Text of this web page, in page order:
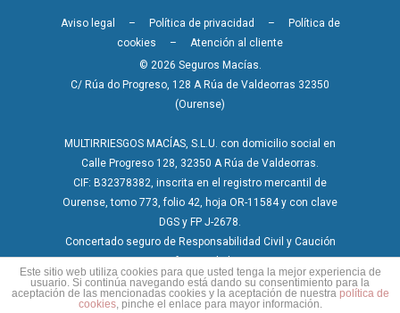
Aviso legal – Política de privacidad –
Política de
cookies – Atención al cliente
© 2026 Seguros Macías.
C/ Rúa do Progreso, 128 A Rúa de Valdeorras 32350
(Ourense)
MULTIRRIESGOS MACÍAS, S.L.U. con domicilio social en
Calle Progreso 128, 32350 A Rúa de Valdeorras.
CIF: B32378382, inscrita en el registro mercantil de
Ourense, tomo 773, folio 42, hoja OR-11584 y con clave
DGS y FP J-2678.
Concertado seguro de Responsabilidad Civil y Caución
conforme a la ley.
Este sitio web utiliza cookies para que usted tenga la mejor experiencia de
usuario. Si continúa navegando está dando su consentimiento para la
aceptación de las mencionadas cookies y la aceptación de nuestra política de
cookies, pinche el enlace para mayor información.